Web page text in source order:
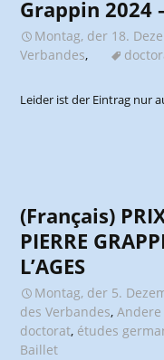
Grappin 2024
Montag, der 18.
Verbandes,
Leider ist der Eintrag nur
(Français)
PIERRE
L’AGES
Montag, der 5.
des Verbandes,
doctorat, études
Baillet